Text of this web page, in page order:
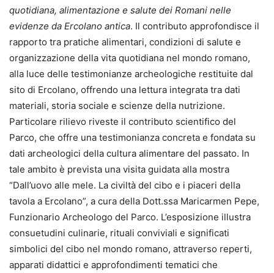
quotidiana, alimentazione e salute dei Romani nelle
evidenze da Ercolano antica. Il contributo approfondisce il
rapporto tra pratiche alimentari, condizioni di salute e
organizzazione della vita quotidiana nel mondo romano,
alla luce delle testimonianze archeologiche restituite dal
sito di Ercolano, offrendo una lettura integrata tra dati
materiali, storia sociale e scienze della nutrizione.
Particolare rilievo riveste il contributo scientifico del
Parco, che offre una testimonianza concreta e fondata su
dati archeologici della cultura alimentare del passato. In
tale ambito è prevista una visita guidata alla mostra
“Dall’uovo alle mele. La civiltà del cibo e i piaceri della
tavola a Ercolano”, a cura della Dott.ssa Maricarmen Pepe,
Funzionario Archeologo del Parco. L’esposizione illustra
consuetudini culinarie, rituali conviviali e significati
simbolici del cibo nel mondo romano, attraverso reperti,
apparati didattici e approfondimenti tematici che